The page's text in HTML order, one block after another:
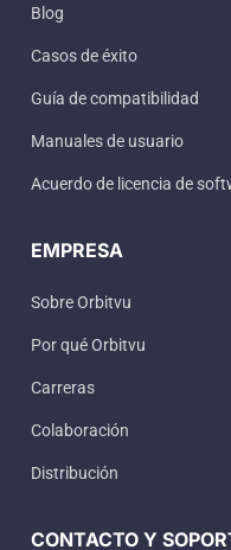
Blog
Casos de éxito
Guía de compatibilidad
Manuales de usuario
Acuerdo de licencia de
EMPRESA
Sobre Orbitvu
Por qué Orbitvu
Carreras
Colaboración
Distribución
CONTACTO Y